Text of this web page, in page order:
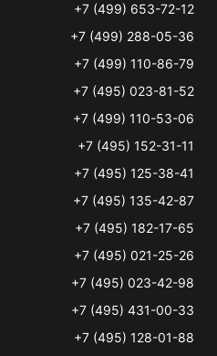
+7 (499) 653-72-12
+7 (499) 288-05-36
+7 (499) 110-86-79
+7 (495) 023-81-52
+7 (499) 110-53-06
+7 (495) 152-31-11
+7 (495) 125-38-41
+7 (495) 135-42-87
+7 (495) 182-17-65
+7 (495) 021-25-26
+7 (495) 023-42-98
+7 (495) 431-00-33
+7 (495) 128-01-88